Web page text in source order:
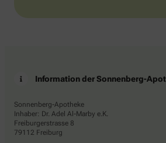
Information der Sonnenberg-
Sonnenberg-Apotheke
Inhaber: Dr. Adel Al-Marby e.K.
Freiburgerstrasse 8
79112 Freiburg